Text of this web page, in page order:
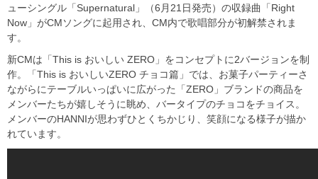
ューシングル「Supernatural」（6月21日発売）の収録曲「Right
Now」がCMソングに起用され、CM内で歌唱部分が初解禁されま
す。
新CMは「This is おいしい ZERO」をコンセプトに2バージョンを制
作。「This is おいしいZERO チョコ篇」では、お菓子パーティーさ
ながらにテーブルいっぱいに広がった「ZERO」ブランドの商品を
メンバーたちが嬉しそうに眺め、バータイプのチョコをチョイス。
メンバーのHANNIが思わずひとくちかじり、笑顔になる様子が描か
れています。